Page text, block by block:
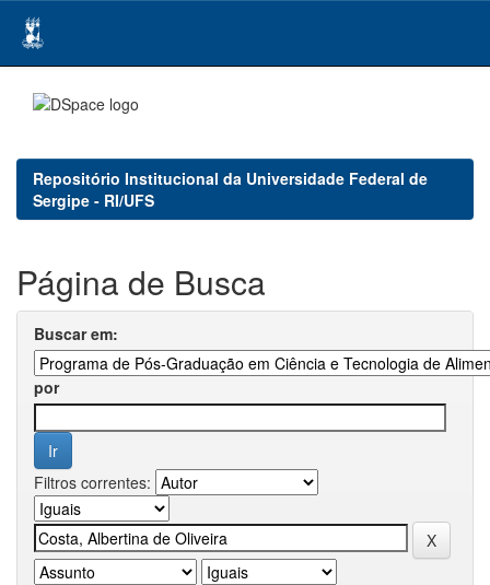
navigation
Repositório Institucional da Universidade Federal de
Sergipe - RI/UFS
Página de Busca
Buscar em:
por
Filtros correntes: